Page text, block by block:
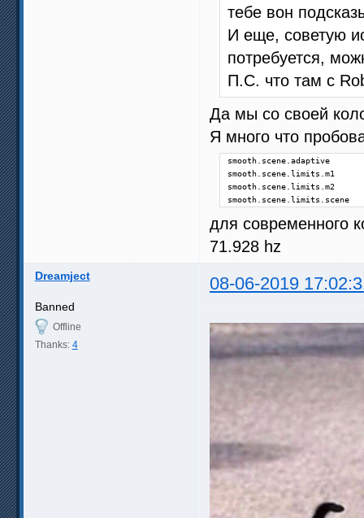
тебе вон
И еще, советую
потребуется,
П.С. что там с
Да мы со своей
Я много что
smooth.scene.adaptive
smooth.scene.limits.m1
smooth.scene.limits.m2
для современного
71.928 hz
Dreamject 08-06-2019
Banned
Offline
Thanks: 4